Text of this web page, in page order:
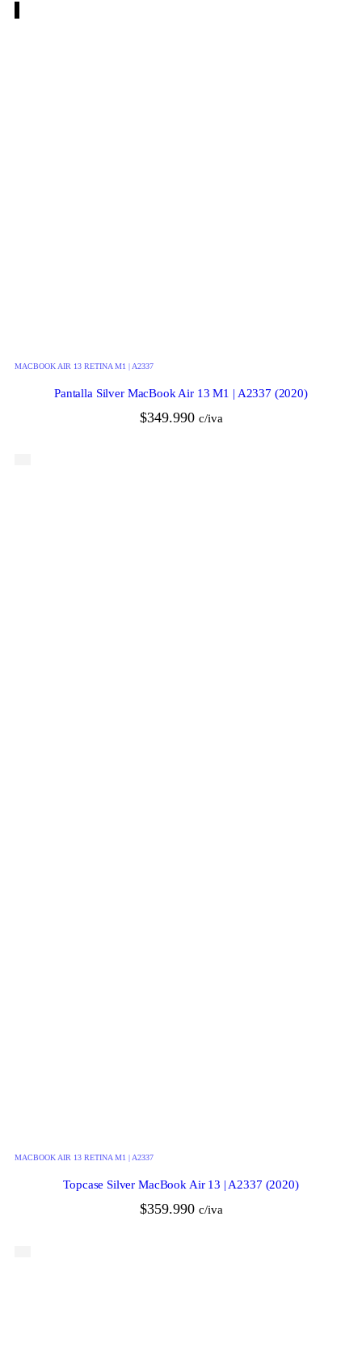
MACBOOK AIR 13 RETINA M1 | A2337
Pantalla Silver MacBook Air 13 M1 | A2337 (2020)
$349.990 c/iva
MACBOOK AIR 13 RETINA M1 | A2337
Topcase Silver MacBook Air 13 | A2337 (2020)
$359.990 c/iva